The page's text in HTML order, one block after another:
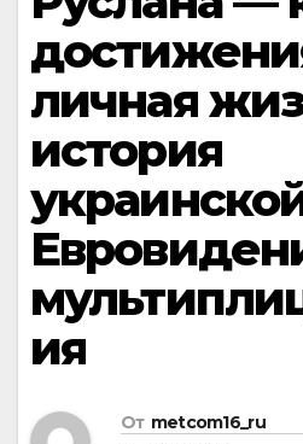
личная
история
ия
От metcom16_ru